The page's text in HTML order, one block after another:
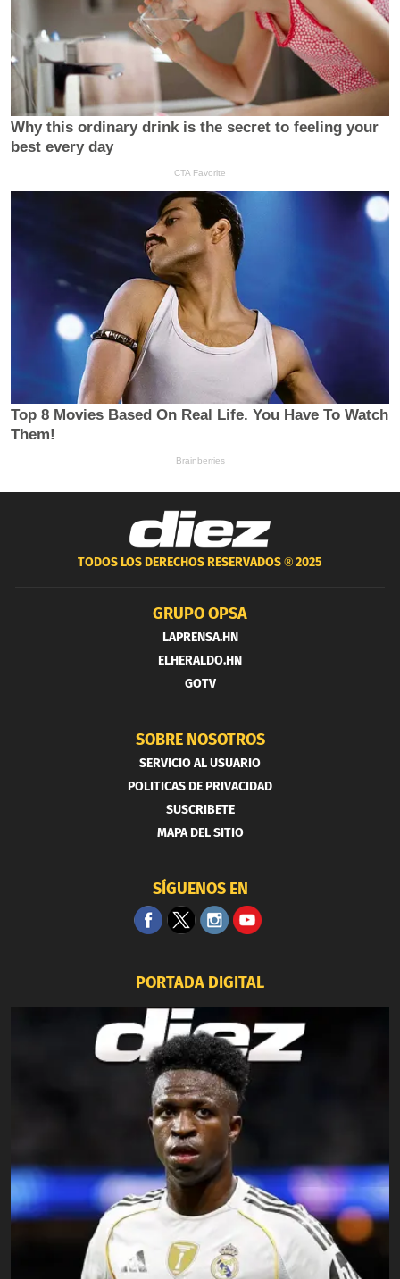
TODOS LOS DERECHOS RESERVADOS ®2025
GRUPO OPSA
LAPRENSA.HN
ELHERALDO.HN
GOTV
SOBRE NOSOTROS
SERVICIO AL USUARIO
POLITICAS DE PRIVACIDAD
SUSCRIBETE
MAPA DEL SITIO
SÍGUENOS EN
PORTADA DIGITAL